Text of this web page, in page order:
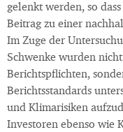
gelenkt werden, so
Beitrag zu einer
Im Zuge der
Schwenke wurden
Berichtspflichten,
Berichtsstandards
und Klimarisiken
Investoren ebenso wie